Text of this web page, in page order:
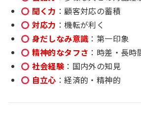
聞く力 ：顧客対応の蓄積
対応力 ：機転が利く
身だしなみ意識 ：第一印象
精神的なタフさ ：時差・長時
社会経験 ：国内外の知見
自立心 ：経済的・精神的